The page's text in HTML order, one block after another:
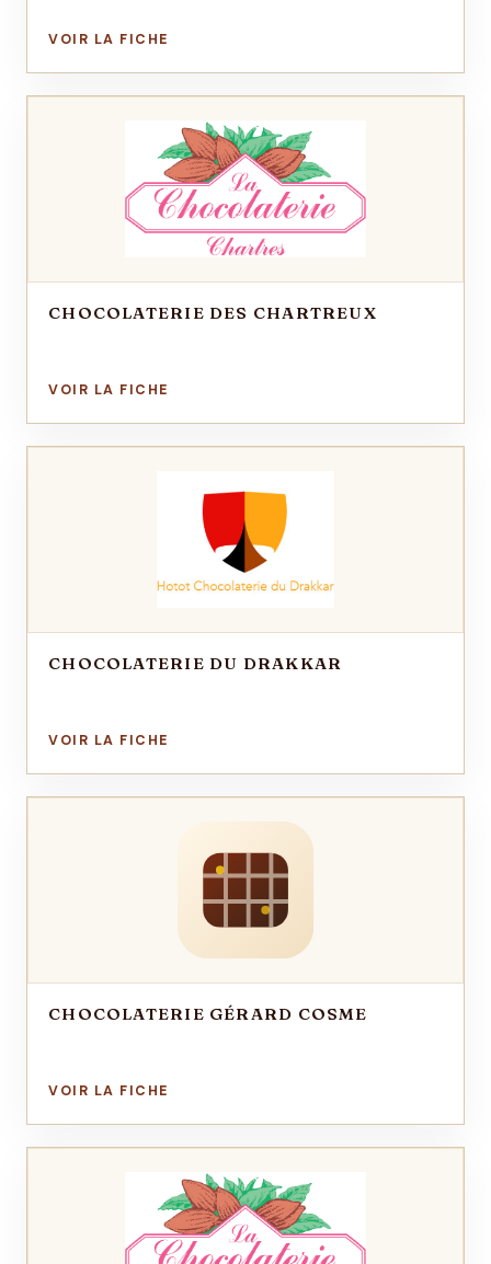
CHOCOLATERIE DES CHARTREUX
CHOCOLATERIE DU DRAKKAR
CHOCOLATERIE GÉRARD COSME